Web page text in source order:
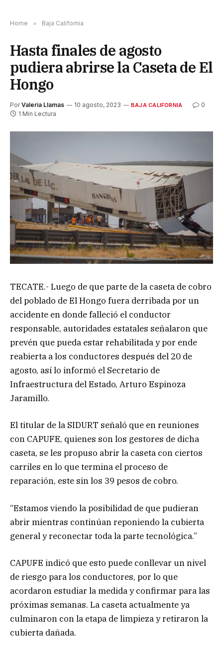
Home » Baja California
Hasta finales de agosto
pudiera abrirse la Caseta de El
Hongo
Por Valeria Llamas 10 agosto, 2023 BAJA CALIFORNIA
0
1 Min Lectura
TECATE.- Luego de que parte de la caseta de cobro
del poblado de El Hongo fuera derribada por un
accidente en donde falleció el conductor
responsable, autoridades estatales señalaron que
prevén que pueda estar rehabilitada y por ende
reabierta a los conductores después del 20 de
agosto, así lo informó el Secretario de
Infraestructura del Estado, Arturo Espinoza
Jaramillo.
El titular de la SIDURT señaló que en reuniones
con CAPUFE, quienes son los gestores de dicha
caseta, se les propuso abrir la caseta con ciertos
carriles en lo que termina el proceso de
reparación, este sin los 39 pesos de cobro.
“Estamos viendo la posibilidad de que pudieran
abrir mientras continúan reponiendo la cubierta
general y reconectar toda la parte tecnológica.”
CAPUFE indicó que esto puede conllevar un nivel
de riesgo para los conductores, por lo que
acordaron estudiar la medida y confirmar para las
próximas semanas. La caseta actualmente ya
culminaron con la etapa de limpieza y retiraron la
cubierta dañada.